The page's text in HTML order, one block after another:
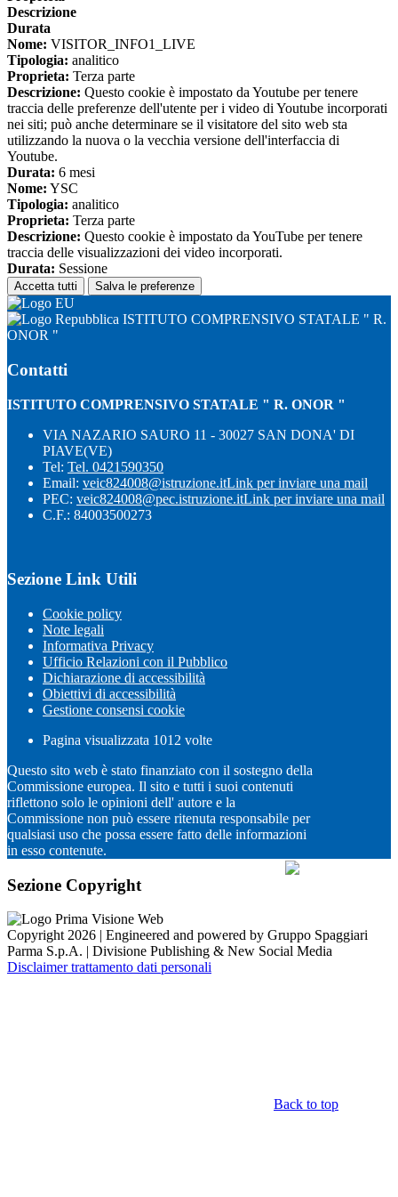
Descrizione
Durata
Nome: VISITOR_INFO1_LIVE
Tipologia: analitico
Proprieta: Terza parte
Descrizione: Questo cookie è impostato da Youtube per tenere
traccia delle preferenze dell'utente per i video di Youtube incorporati
nei siti; può anche determinare se il visitatore del sito web sta
utilizzando la nuova o la vecchia versione dell'interfaccia di
Youtube.
Durata: 6 mesi
Nome: YSC
Tipologia: analitico
Proprieta: Terza parte
Descrizione: Questo cookie è impostato da YouTube per tenere
traccia delle visualizzazioni dei video incorporati.
Durata: Sessione
Accetta tutti Salva le preferenze
ISTITUTO COMPRENSIVO STATALE " R.
ONOR "
Contatti
ISTITUTO COMPRENSIVO STATALE " R. ONOR "
VIA NAZARIO SAURO 11 - 30027 SAN DONA' DI
PIAVE(VE)
Tel: Tel. 0421590350
Email: veic824008@istruzione.itLink per inviare una mail
PEC: veic824008@pec.istruzione.itLink per inviare una mail
C.F.: 84003500273
Sezione Link Utili
Cookie policy
Note legali
Informativa Privacy
Ufficio Relazioni con il Pubblico
Dichiarazione di accessibilità
Obiettivi di accessibilità
Gestione consensi cookie
Pagina visualizzata 1012 volte
Questo sito web è stato finanziato con il sostegno della
Commissione europea. Il sito e tutti i suoi contenuti
riflettono solo le opinioni dell' autore e la
Commissione non può essere ritenuta responsabile per
qualsiasi uso che possa essere fatto delle informazioni
in esso contenute.
Sezione Copyright
Copyright 2026 | Engineered and powered by Gruppo Spaggiari
Parma S.p.A. | Divisione Publishing & New Social Media
Disclaimer trattamento dati personali
Back to top